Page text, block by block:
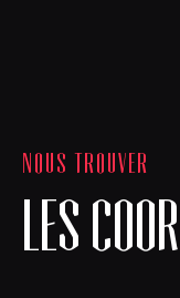
NOUS TROUVER
LES